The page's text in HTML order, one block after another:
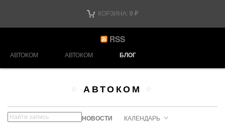
КОРЗИНА: 0 ₽
RSS
АВТОКОМ АВТОКОМ БЛОГ
АВТОКОМ
НОВОСТИ КАЛЕНДАРЬ